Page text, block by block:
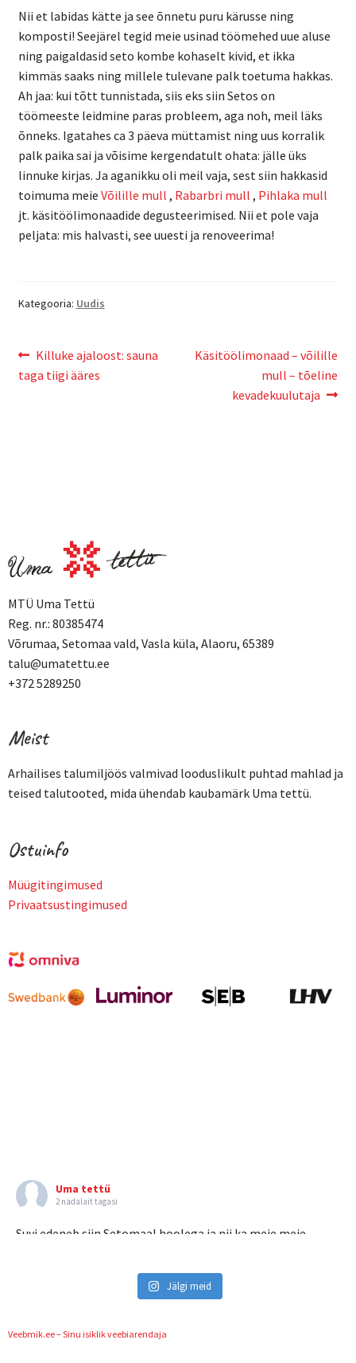
Nii et labidas kätte ja see õnnetu puru kärusse ning
komposti! Seejärel tegid meie usinad töömehed uue aluse
ning paigaldasid seto kombe kohaselt kivid, et ikka
kimmäs saaks ning millele tulevane palk toetuma hakkas.
Ah jaa: kui tõtt tunnistada, siis eks siin Setos on
töömeeste leidmine paras probleem, aga noh, meil läks
õnneks. Igatahes ca 3 päeva müttamist ning uus korralik
palk paika sai ja võisime kergendatult ohata: jälle üks
linnuke kirjas. Ja aganikku oli meil vaja, sest siin hakkasid
toimuma meie Võilille mull , Rabarbri mull , Pihlaka mull
jt. käsitöölimonaadide degusteerimised. Nii et pole vaja
peljata: mis halvasti, see uuesti ja renoveerima!
Kategooria: Uudis
Killuke ajaloost: sauna
taga tiigi ääres
Käsitöölimonaad – võilille
mull – tõeline
kevadekuulutaja
MTÜ Uma Tettü
Reg. nr.: 80385474
Võrumaa, Setomaa vald, Vasla küla, Alaoru, 65389
talu@umatettu.ee
+372 5289250
Meist
Arhailises talumiljöös valmivad looduslikult puhtad mahlad ja
teised talutooted, mida ühendab kaubamärk Uma tettü.
Ostuinfo
Müügitingimused
Privaatsustingimused
Uma tettü
2 nädalait tagasi
Suvi edeneb siin Setomaal hoolega ja nii ka meie meie
Jälgi meid
Veebmik.ee – Sinu isiklik veebiarendaja